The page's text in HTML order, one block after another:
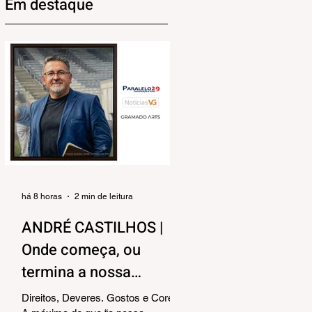
Em destaque
ANDRÉ CASTILHOS |
Onde começa, ou
termina a nossa
liberdade?
Direitos, Deveres. Gostos e Cores.
há 8 horas 2 min de leitura